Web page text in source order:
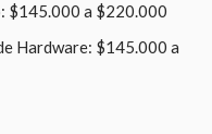
$145.000 a $220.000
Hardware: $145.000 a